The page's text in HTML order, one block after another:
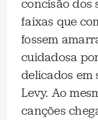
concisão dos
faixas que
fossem
cuidadosa
delicados em
Levy. Ao
canções